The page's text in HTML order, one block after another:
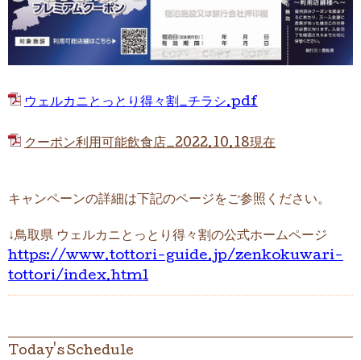
ウェルカニとっとり得々割_チラシ.pdf
クーポン利用可能飲食店_2022.10.18現在
キャンペーンの詳細は下記のページをご参照ください。
↓鳥取県 ウェルカニとっとり得々割の公式ホームページ
https://www.tottori-guide.jp/zenkokuwari-
tottori/index.html
Today's Schedule